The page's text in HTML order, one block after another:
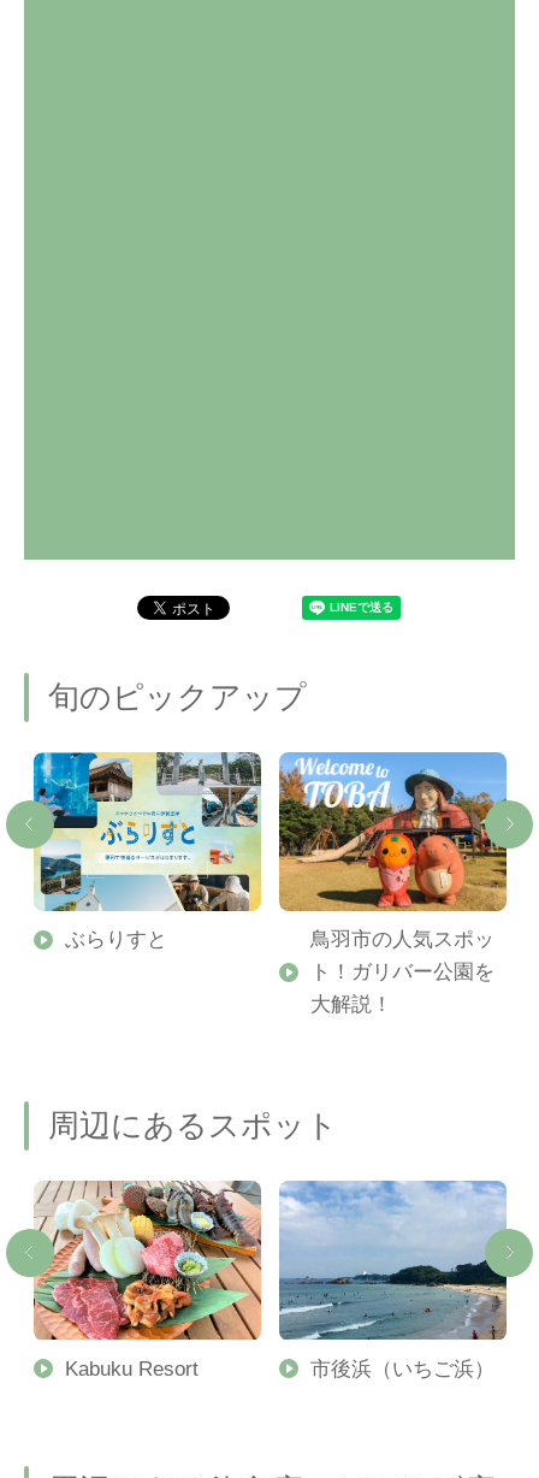
旬のピックアップ
ぶらりすと
鳥羽市の人気スポッ
ト！ガリバー公園を
大解説！
周辺にあるスポット
Kabuku Resort 市後浜（いちご浜）